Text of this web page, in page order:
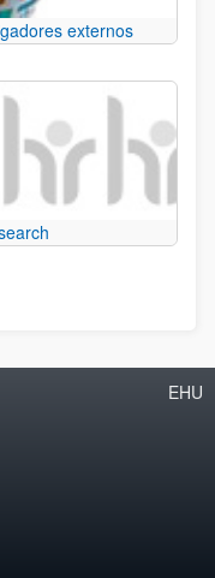
externos
EHU